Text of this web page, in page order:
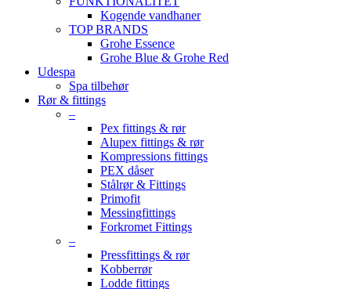
Kogende vandhaner
TOP BRANDS
Grohe Essence
Grohe Blue & Grohe Red
Udespa
Spa tilbehør
Rør & fittings
–
Pex fittings & rør
Alupex fittings & rør
Kompressions fittings
PEX dåser
Stålrør & Fittings
Primofit
Messingfittings
Forkromet Fittings
–
Pressfittings & rør
Kobberrør
Lodde fittings